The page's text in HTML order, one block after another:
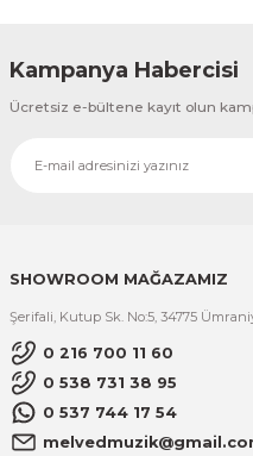
Kampanya Habercisi
Ücretsiz e-bültene kayıt olun
SHOWROOM MAĞAZAMIZ
Şerifali, Kutup Sk. No:5, 34775
0 216 700 11 60
0 538 731 38 95
0 537 744 17 54